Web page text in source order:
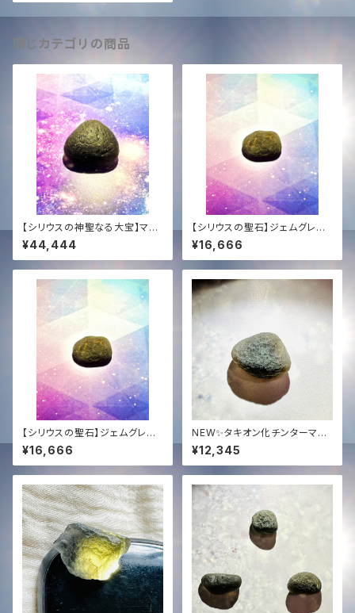
同じカテゴリの商品
【シリウスの神聖なる大宝】マス
ターサイズ・チンターマニストー
ン (10.5g)｜至高の光のアンカ
ー ＋ 恒久的タキオン化
¥44,444
【シリウスの聖石】ジェムグレー
ド・チンターマニストーン (5.4g)
｜至高の透明度 ＋ 恒久的タキ
オン化
¥16,666
【シリウスの聖石】ジェムグレー
ド・チンターマニストーン (5.3g)
｜至高の透明度 ＋ 恒久的タキ
オン化
¥16,666
NEW✨タキオン化チンターマニ
ストーン高品質ジェムグレード✨
3.7g✨
¥12,345